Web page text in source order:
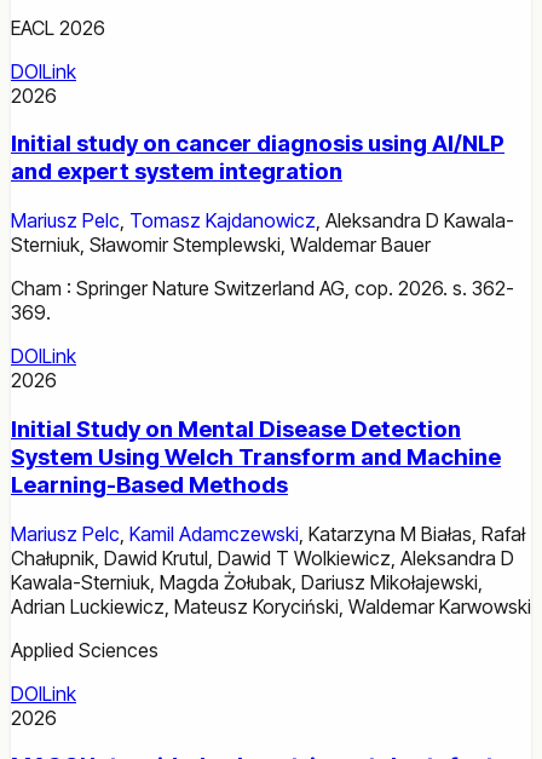
EACL 2026
DOILink
2026
Initial study on cancer diagnosis using AI/NLP
and expert system integration
Mariusz Pelc, Tomasz Kajdanowicz, Aleksandra D Kawala-
Sterniuk, Sławomir Stemplewski, Waldemar Bauer
Cham : Springer Nature Switzerland AG, cop. 2026. s. 362-
369.
DOILink
2026
Initial Study on Mental Disease Detection
System Using Welch Transform and Machine
Learning-Based Methods
Mariusz Pelc Kamil Adamczewski Katarzyna M Białas Rafał
Chałupnik Dawid Krutul Dawid T Wolkiewicz Aleksandra D
Kawala-Sterniuk Magda Żołubak Dariusz Mikołajewski
Adrian Luckiewicz Mateusz Koryciński Waldemar Karwowski
Applied Sciences
DOILink
2026